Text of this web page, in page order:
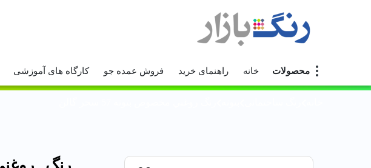
محصولات خانه راهنمای خرید فروش عمده جو کارگاه های آموزشی